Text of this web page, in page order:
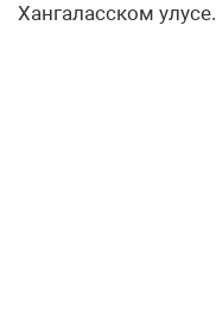
Хангаласском улусе.